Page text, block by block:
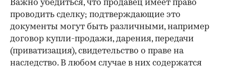
Важно убедиться, что продавец имеет право
проводить сделку; подтверждающие это
документы могут быть различными, например
договор купли-продажи, дарения, передачи
(приватизация), свидетельство о праве на
наследство. В любом случае в них содержатся